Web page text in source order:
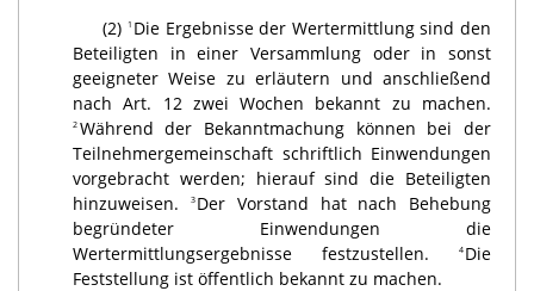
(2)
1 Die Ergebnisse der Wertermittlung sind den
Beteiligten in einer Versammlung oder in sonst
geeigneter Weise zu erläutern und anschließend
nach Art. 12 zwei Wochen bekannt zu machen.
2 Während der Bekanntmachung können bei der
Teilnehmergemeinschaft schriftlich Einwendungen
vorgebracht werden; hierauf sind die Beteiligten
hinzuweisen.
3 Der Vorstand hat nach Behebung
begründeter Einwendungen die
Wertermittlungsergebnisse festzustellen.
4 Die
Feststellung ist öffentlich bekannt zu machen.